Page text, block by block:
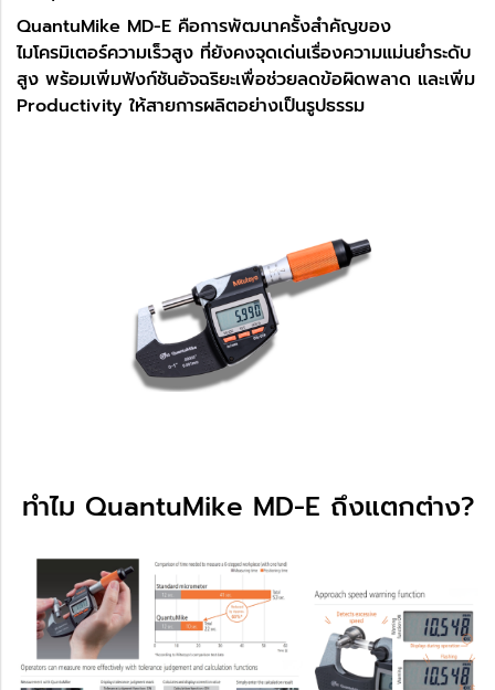
QuantuMike MD-E คือการพัฒนาครั้งสำคัญของ
ไมโครมิเตอร์ความเร็วสูง ที่ยังคงจุดเด่นเรื่องความแม่นยำระดับ
สูง พร้อมเพิ่มฟังก์ชันอัจฉริยะเพื่อช่วยลดข้อผิดพลาด และเพิ่ม
Productivity ให้สายการผลิตอย่างเป็นรูปธรรม
ทำไม QuantuMike MD-E ถึงแตกต่าง?